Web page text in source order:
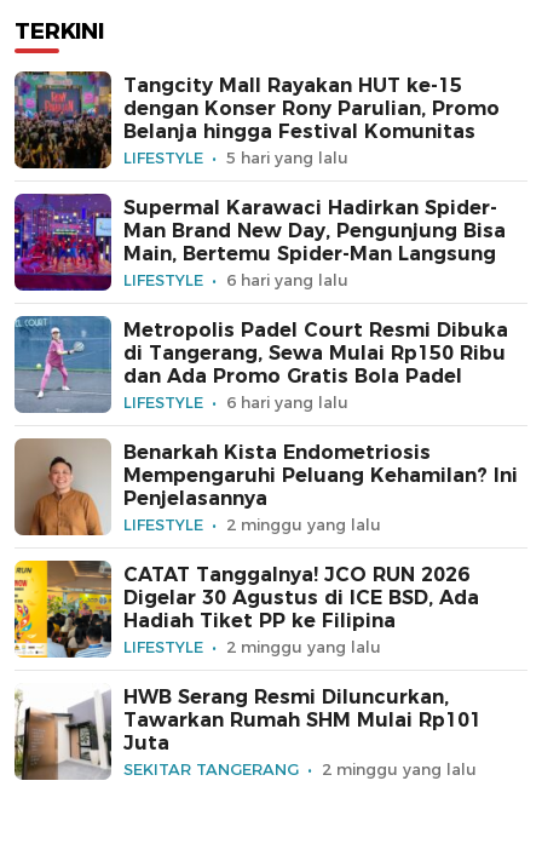
TERKINI
Tangcity Mall Rayakan HUT ke-15
dengan Konser Rony Parulian, Promo
Belanja hingga Festival Komunitas
LIFESTYLE 5 hari yang lalu
Supermal Karawaci Hadirkan Spider-
Man Brand New Day, Pengunjung Bisa
Main, Bertemu Spider-Man Langsung
LIFESTYLE 6 hari yang lalu
Metropolis Padel Court Resmi Dibuka
di Tangerang, Sewa Mulai Rp150 Ribu
dan Ada Promo Gratis Bola Padel
LIFESTYLE 6 hari yang lalu
Benarkah Kista Endometriosis
Mempengaruhi Peluang Kehamilan? Ini
Penjelasannya
LIFESTYLE 2 minggu yang lalu
CATAT Tanggalnya! JCO RUN 2026
Digelar 30 Agustus di ICE BSD, Ada
Hadiah Tiket PP ke Filipina
LIFESTYLE 2 minggu yang lalu
HWB Serang Resmi Diluncurkan,
Tawarkan Rumah SHM Mulai Rp101
Juta
SEKITAR TANGERANG 2 minggu yang lalu